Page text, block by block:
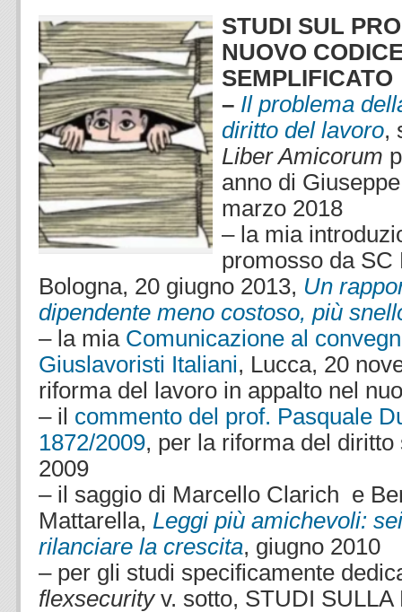
STUDI SUL
NUOVO
SEMPLIFICATO
– Il problema
diritto del lavoro,
Liber Amicorum
anno di
marzo 2018
– la mia
promosso da
Bologna, 20 giugno 2013, Un
dipendente meno costoso, più
– la mia Comunicazione al
Giuslavoristi Italiani, Lucca, 20
riforma del lavoro in appalto nel
– il commento del prof. Pasquale
1872/2009, per la riforma del
2009
– il saggio di Marcello Clarich e
Mattarella, Leggi più amichevoli:
rilanciare la crescita, giugno 2010
– per gli studi specificamente
flexsecurityv. sotto, STUDI SULLA